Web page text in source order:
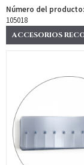
Número del producto:
105018
ACCESORIOS